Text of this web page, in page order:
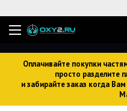
Оплачивайте покупки
просто разделите
и забирайте заказ когда